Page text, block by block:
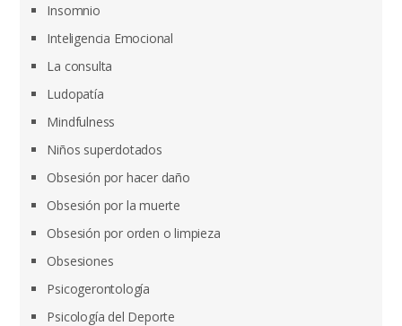
Insomnio
Inteligencia Emocional
La consulta
Ludopatía
Mindfulness
Niños superdotados
Obsesión por hacer daño
Obsesión por la muerte
Obsesión por orden o limpieza
Obsesiones
Psicogerontología
Psicología del Deporte